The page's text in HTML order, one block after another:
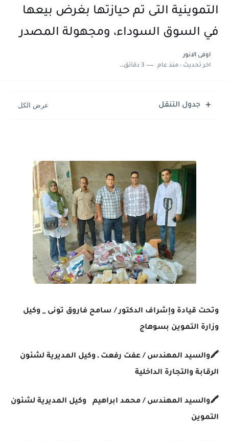
التموينية التى تم حيازتها بغرض بيعها
في السوق السوداء، ومجهولة المصدر
اوفى الانور
اخر تحديث :منذ عام 3 دقائق للقراءة
جدول التنقل
وتحت قيادة وإشراف الدكتور / سامح فاروق تونى _ وكيل
وزارة التموين بسوهاج
🖍والسيد المهندس / عفت رفعت ـ وكيل المديرية لشئون
الرقابة والتجارة الداخلية
🖍والسيد المهندس / محمد ابراهيم وكيل المديرية لشئون
التموين